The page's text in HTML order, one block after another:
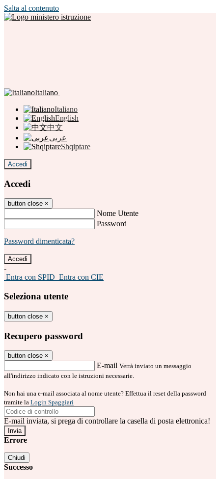
Salta al contenuto
Italiano
Italiano
English
中文
عربى
Shqiptare
Accedi
Accedi
button close ×
Nome Utente
Password
Password dimenticata?
-
Entra con SPID Entra con CIE
Seleziona utente
button close ×
Recupero password
button close ×
E-mail Verrà inviato un messaggio
all'indirizzo indicato con le istruzioni necessarie.
Non hai una e-mail associata al nome utente? Effettua il reset della password
tramite la Login Spaggiari
E-mail inviata, si prega di controllare la casella di posta elettronica!
Errore
Chiudi
Successo